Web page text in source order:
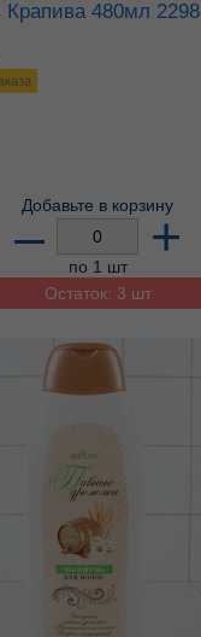
Крапива 480мл 2298
Добавьте в корзину
– +
по 1 шт
Остаток: 3 шт